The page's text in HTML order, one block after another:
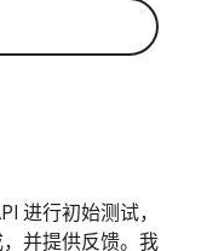
进行初始测试，
并提供反馈。我